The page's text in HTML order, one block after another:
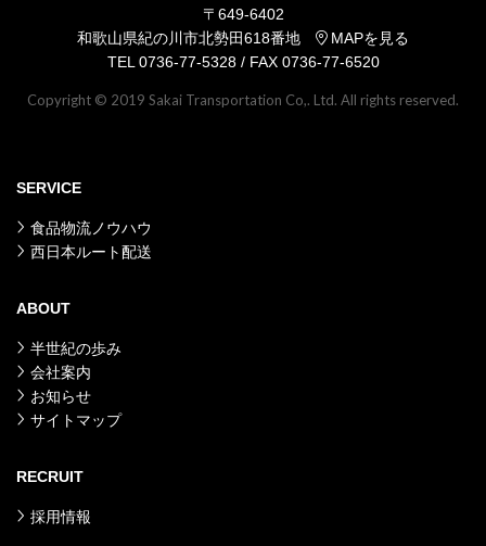
〒649-6402
和歌山県紀の川市北勢田618番地
MAPを見る
TEL 0736-77-5328 / FAX 0736-77-6520
Copyright © 2019 Sakai Transportation Co,. Ltd. All rights reserved.
SERVICE
食品物流ノウハウ
西日本ルート配送
ABOUT
半世紀の歩み
会社案内
お知らせ
サイトマップ
RECRUIT
採用情報